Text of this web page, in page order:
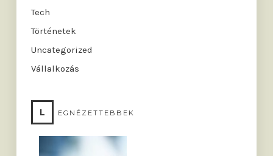
Tech
Történetek
Uncategorized
Vállalkozás
L EGNÉZETTEBBEK